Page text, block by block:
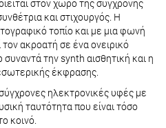
στον χώρο της σύγχρονης
και στιχουργός. Η
τοπίο και με μια φωνή
ακροατή σε ένα ονειρικό
την synth αισθητική και η
έκφρασης.
ηλεκτρονικές υφές με
ταυτότητα που είναι τόσο
κοινό.